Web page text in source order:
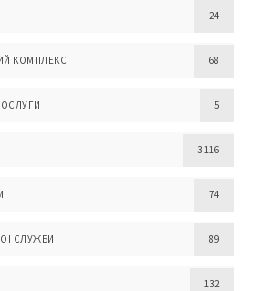
24
КОМПЛЕКС 68
5
3 116
74
СЛУЖБИ 89
132